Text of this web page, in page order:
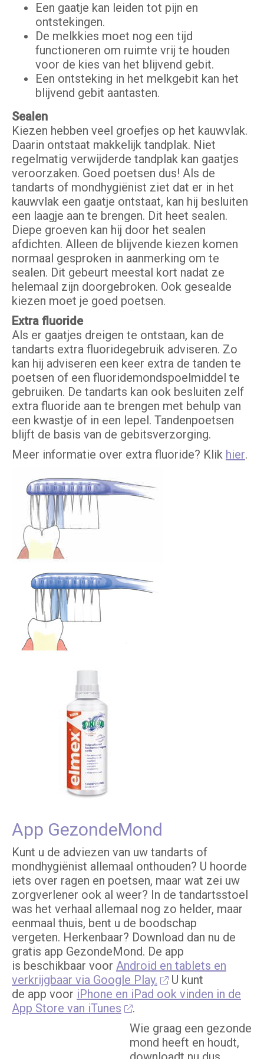
Een gaatje kan leiden tot pijn en
ontstekingen.
De melkkies moet nog een tijd
functioneren om ruimte vrij te houden
voor de kies van het blijvend gebit.
Een ontsteking in het melkgebit kan het
blijvend gebit aantasten.
Sealen
Kiezen hebben veel groefjes op het kauwvlak.
Daarin ontstaat makkelijk tandplak. Niet
regelmatig verwijderde tandplak kan gaatjes
veroorzaken. Goed poetsen dus! Als de
tandarts of mondhygiënist ziet dat er in het
kauwvlak een gaatje ontstaat, kan hij besluiten
een laagje aan te brengen. Dit heet sealen.
Diepe groeven kan hij door het sealen
afdichten. Alleen de blijvende kiezen komen
normaal gesproken in aanmerking om te
sealen. Dit gebeurt meestal kort nadat ze
helemaal zijn doorgebroken. Ook gesealde
kiezen moet je goed poetsen.
Extra fluoride
Als er gaatjes dreigen te ontstaan, kan de
tandarts extra fluoridegebruik adviseren. Zo
kan hij adviseren een keer extra de tanden te
poetsen of een fluoridemondspoelmiddel te
gebruiken. De tandarts kan ook besluiten zelf
extra fluoride aan te brengen met behulp van
een kwastje of in een lepel. Tandenpoetsen
blijft de basis van de gebitsverzorging.
Meer informatie over extra fluoride? Klik hier.
App GezondeMond
Kunt u de adviezen van uw tandarts of
mondhygiënist allemaal onthouden? U hoorde
iets over ragen en poetsen, maar wat zei uw
zorgverlener ook al weer? In de tandartsstoel
was het verhaal allemaal nog zo helder, maar
eenmaal thuis, bent u de boodschap
vergeten. Herkenbaar? Download dan nu de
gratis app GezondeMond. De app
is beschikbaar voor Android en tablets en
verkrijgbaar via Google Play.
U kunt
de app voor iPhone en iPad ook vinden in de
App Store van iTunes
.
Wie graag een gezonde
mond heeft en houdt,